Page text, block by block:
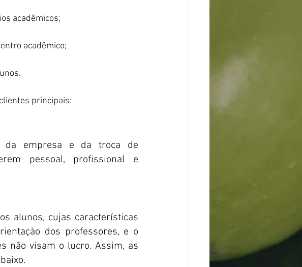
acadêmicos;
acadêmico;
principais:
da empresa e da troca de
pessoal, profissional e
alunos, cujas características
dos professores, e o
não visam o lucro. Assim, as